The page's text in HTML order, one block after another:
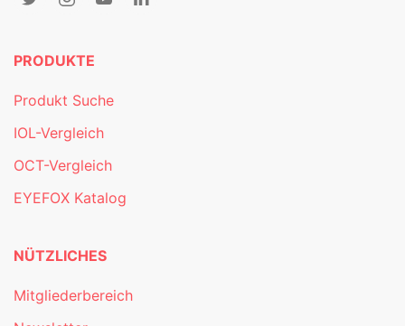
PRODUKTE
Produkt Suche
IOL-Vergleich
OCT-Vergleich
EYEFOX Katalog
NÜTZLICHES
Mitgliederbereich